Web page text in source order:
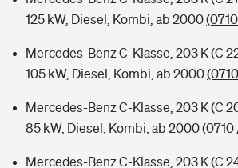
125 kW, Diesel, Kombi, ab 2000
Mercedes-Benz C-Klasse, 203 K (C
105 kW, Diesel, Kombi, ab 2000
Mercedes-Benz C-Klasse, 203 K (C
85 kW, Diesel, Kombi, ab 2000(0710
Mercedes-Benz C-Klasse, 203 K (C